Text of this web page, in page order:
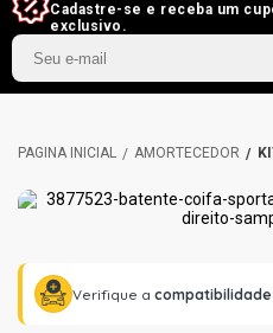
Cadastre-se e receba um
exclusivo.
AMORTECEDOR
Verifique a compatibilidade